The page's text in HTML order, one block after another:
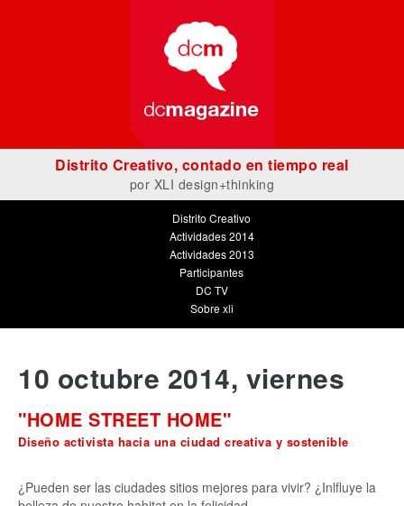
Distrito Creativo, contado en tiempo real
por XLI design+thinking
Distrito Creativo
Actividades 2014
Actividades 2013
Participantes
DC TV
Sobre xli
10 octubre 2014, viernes
"HOME STREET HOME"
Diseño activista hacia una ciudad creativa y sostenible
¿Pueden ser las ciudades sitios mejores para vivir? ¿Inlfluye la